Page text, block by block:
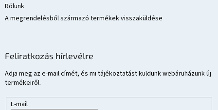
Rólunk
A megrendelésből származó termékek visszaküldése
Feliratkozás hírlevélre
Adja meg az e-mail címét, és mi tájékoztatást küldünk webáruházunk új
termékeiről.
E-mail